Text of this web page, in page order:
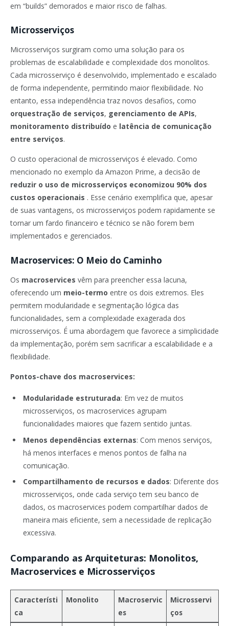
em “builds” demorados e maior risco de falhas.
Microsserviços
Microsserviços surgiram como uma solução para os
problemas de escalabilidade e complexidade dos monolitos.
Cada microsserviço é desenvolvido, implementado e escalado
de forma independente, permitindo maior flexibilidade. No
entanto, essa independência traz novos desafios, como
orquestração de serviços, gerenciamento de APIs,
monitoramento distribuído e latência de comunicação
entre serviços.
O custo operacional de microsserviços é elevado. Como
mencionado no exemplo da Amazon Prime, a decisão de
reduzir o uso de microsserviços economizou 90% dos
custos operacionais . Esse cenário exemplifica que, apesar
de suas vantagens, os microsserviços podem rapidamente se
tornar um fardo financeiro e técnico se não forem bem
implementados e gerenciados.
Macroservices: O Meio do Caminho
Os macroservices vêm para preencher essa lacuna,
oferecendo um meio-termo entre os dois extremos. Eles
permitem modularidade e segmentação lógica das
funcionalidades, sem a complexidade exagerada dos
microsserviços. É uma abordagem que favorece a simplicidade
da implementação, porém sem sacrificar a escalabilidade e a
flexibilidade.
Pontos-chave dos macroservices:
Modularidade estruturada: Em vez de muitos
microsserviços, os macroservices agrupam
funcionalidades maiores que fazem sentido juntas.
Menos dependências externas: Com menos serviços,
há menos interfaces e menos pontos de falha na
comunicação.
Compartilhamento de recursos e dados: Diferente dos
microsserviços, onde cada serviço tem seu banco de
dados, os macroservices podem compartilhar dados de
maneira mais eficiente, sem a necessidade de replicação
excessiva.
Comparando as Arquiteturas: Monolitos,
Macroservices e Microsserviços
Característi
ca
Monolito
Macroservic
es
Microsservi
ços